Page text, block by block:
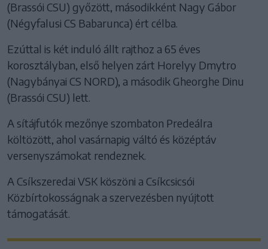
(Brassói CSU) győzött, másodikként Nagy Gábor
(Négyfalusi CS Babarunca) ért célba.
Ezúttal is két induló állt rajthoz a 65 éves
korosztályban, első helyen zárt Horelyy Dmytro
(Nagybányai CS NORD), a második Gheorghe Dinu
(Brassói CSU) lett.
A sítájfutók mezőnye szombaton Predeálra
költözött, ahol vasárnapig váltó és középtáv
versenyszámokat rendeznek.
A Csíkszeredai VSK köszöni a Csíkcsicsói
Közbírtokosságnak a szervezésben nyújtott
támogatását.